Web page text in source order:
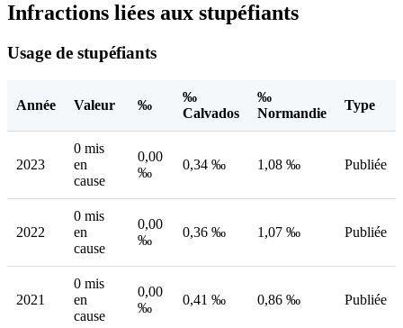
Infractions liées aux stupéfiants
Usage de stupéfiants
Année Valeur ‰
‰
Calvados
‰
Normandie
Type
2023
0 mis
en
cause
0,00
‰
0,34 ‰ 1,08 ‰ Publiée
2022
0 mis
en
cause
0,00
‰
0,36 ‰ 1,07 ‰ Publiée
2021
0 mis
en
cause
0,00
‰
0,41 ‰ 0,86 ‰ Publiée